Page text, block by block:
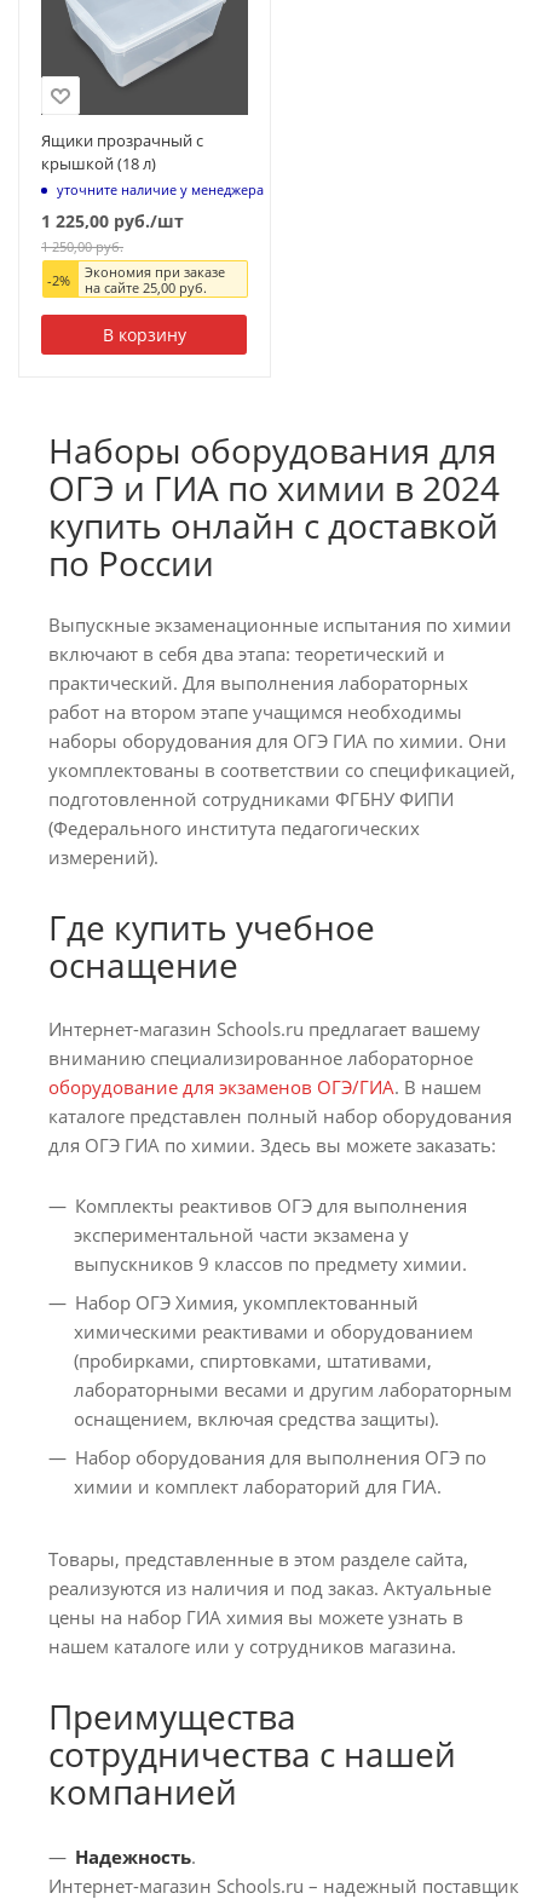
Ящики прозрачный с
крышкой (18 л)
уточните наличие у менеджера
1 225,00 руб./шт
1 250,00руб.
-2%
Экономия при заказе
на сайте 25,00руб.
В корзину
Наборы оборудования для
ОГЭ и ГИА по химии в 2024
купить онлайн с доставкой
по России
Выпускные экзаменационные испытания по химии
включают в себя два этапа: теоретический и
практический. Для выполнения лабораторных
работ на втором этапе учащимся необходимы
наборы оборудования для ОГЭ ГИА по химии. Они
укомплектованы в соответствии со спецификацией,
подготовленной сотрудниками ФГБНУ ФИПИ
(Федерального института педагогических
измерений).
Где купить учебное
оснащение
Интернет-магазин Schools.ru предлагает вашему
вниманию специализированное лабораторное
оборудование для экзаменов ОГЭ/ГИА. В нашем
каталоге представлен полный набор оборудования
для ОГЭ ГИА по химии. Здесь вы можете заказать:
Комплекты реактивов ОГЭ для выполнения
экспериментальной части экзамена у
выпускников 9 классов по предмету химии.
Набор ОГЭ Химия, укомплектованный
химическими реактивами и оборудованием
(пробирками, спиртовками, штативами,
лабораторными весами и другим лабораторным
оснащением, включая средства защиты).
Набор оборудования для выполнения ОГЭ по
химии и комплект лабораторий для ГИА.
Товары, представленные в этом разделе сайта,
реализуются из наличия и под заказ. Актуальные
цены на набор ГИА химия вы можете узнать в
нашем каталоге или у сотрудников магазина.
Преимущества
сотрудничества с нашей
компанией
Надежность.
Интернет-магазин Schools.ru – надежный поставщик